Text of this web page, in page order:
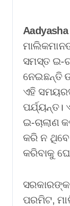
ସମସ୍ତ ଇ-
ନେଇଛନ୍ତି
ଏହି
ପର୍ଯ୍ୟନ୍ତ।
ଇ-ଚାଲାଣ
କରି ନ
କରିବାକୁ
ପରମିଟ,